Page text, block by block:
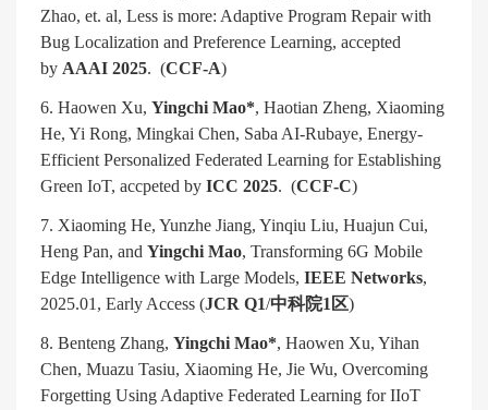
Zhao, et. al, Less is more: Adaptive Program Repair with
Bug Localization and Preference Learning, accepted
by AAAI 2025. (CCF-A)
6. Haowen Xu, Yingchi Mao*, Haotian Zheng, Xiaoming
He, Yi Rong, Mingkai Chen, Saba AI-Rubaye, Energy-
Efficient Personalized Federated Learning for Establishing
Green IoT, accpeted by ICC 2025. (CCF-C)
7. Xiaoming He, Yunzhe Jiang, Yinqiu Liu, Huajun Cui,
Heng Pan, and Yingchi Mao, Transforming 6G Mobile
Edge Intelligence with Large Models, IEEE Networks,
2025.01, Early Access (JCR Q1/中科院1 区)
8. Benteng Zhang, Yingchi Mao*, Haowen Xu, Yihan
Chen, Muazu Tasiu, Xiaoming He, Jie Wu, Overcoming
Forgetting Using Adaptive Federated Learning for IIoT